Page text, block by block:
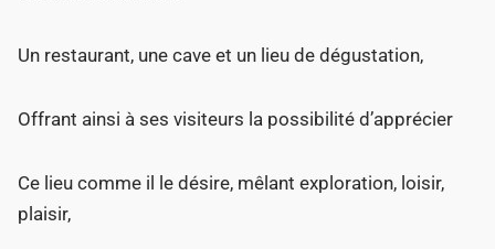
Un restaurant, une cave et un lieu de dégustation,
Offrant ainsi à ses visiteurs la possibilité d’apprécier
Ce lieu comme il le désire, mêlant exploration, loisir,
plaisir,